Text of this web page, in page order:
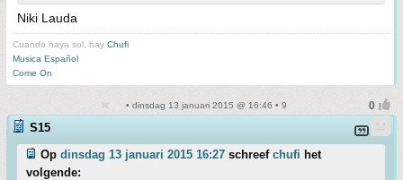
Niki Lauda
Cuando haya sol, hay Chufi
Musica Español
Come On
• dinsdag 13 januari 2015 @ 16:46 • 9
S15
Op dinsdag 13 januari 2015 16:27 schreef chufi het
volgende: